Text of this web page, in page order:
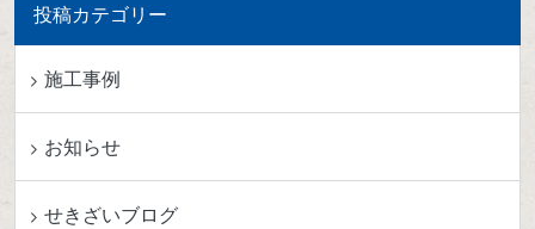
投稿カテゴリー
施工事例
お知らせ
せきざいブログ